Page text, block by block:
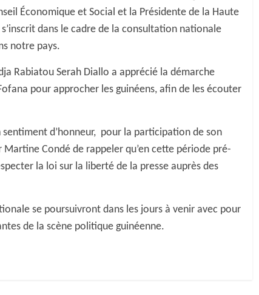
Économique et Social et la Présidente de la Haute
dans le cadre de la consultation nationale
notre pays.
Rabiatou Serah Diallo a apprécié la démarche
pour approcher les guinéens, afin de les écouter
sentiment d’honneur, pour la participation de son
Condé de rappeler qu’en cette période pré-
la loi sur la liberté de la presse auprès des
se poursuivront dans les jours à venir avec pour
de la scène politique guinéenne.